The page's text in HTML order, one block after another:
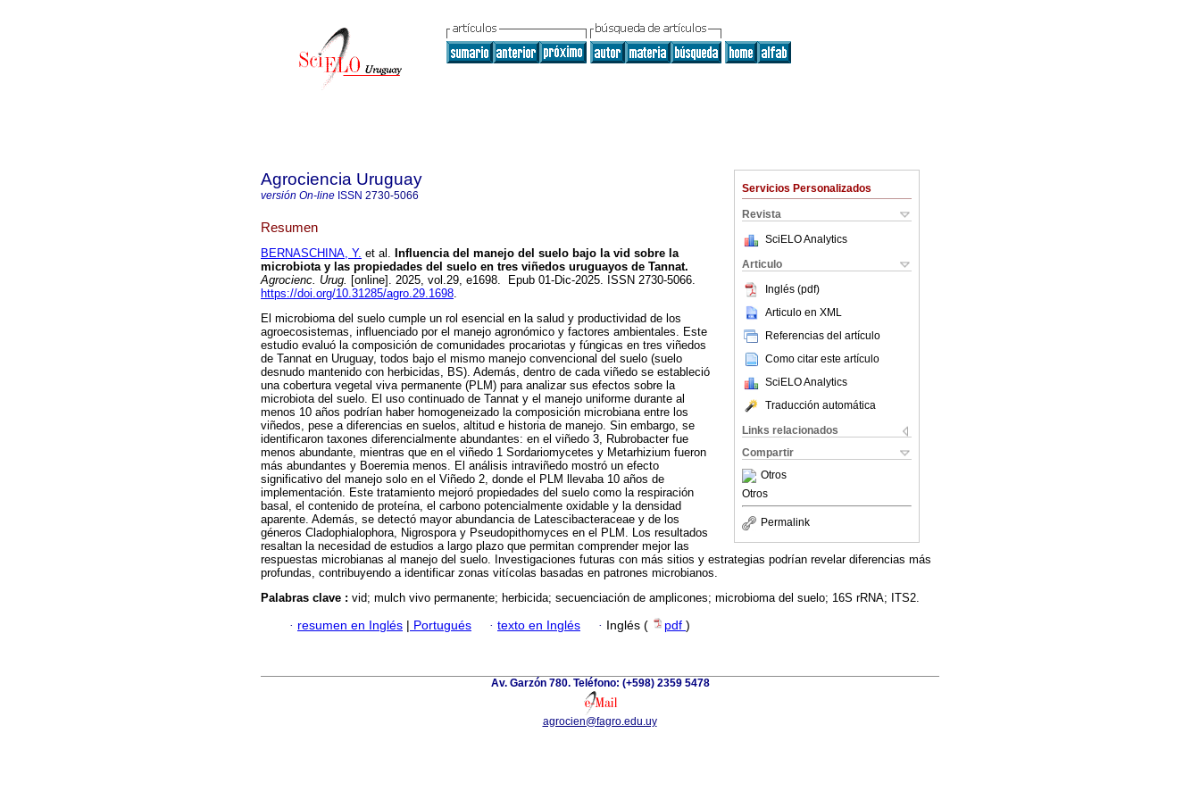
Servicios Personalizados
Revista
SciELO Analytics
Articulo
Inglés (pdf)
Articulo en XML
Referencias del artículo
Como citar este artículo
SciELO Analytics
Traducción automática
Links relacionados
Compartir
Otros
Otros
Permalink
Agrociencia Uruguay
versión On-line ISSN 2730-5066
Resumen
BERNASCHINA, Y. et al. Influencia del manejo del suelo bajo la vid sobre la
microbiota y las propiedades del suelo en tres viñedos uruguayos de Tannat.
Agrocienc. Urug. [online]. 2025, vol.29, e1698. Epub 01-Dic-2025. ISSN 2730-5066.
https://doi.org/10.31285/agro.29.1698.
El microbioma del suelo cumple un rol esencial en la salud y productividad de los
agroecosistemas, influenciado por el manejo agronómico y factores ambientales. Este
estudio evaluó la composición de comunidades procariotas y fúngicas en tres viñedos
de Tannat en Uruguay, todos bajo el mismo manejo convencional del suelo (suelo
desnudo mantenido con herbicidas, BS). Además, dentro de cada viñedo se estableció
una cobertura vegetal viva permanente (PLM) para analizar sus efectos sobre la
microbiota del suelo. El uso continuado de Tannat y el manejo uniforme durante al
menos 10 años podrían haber homogeneizado la composición microbiana entre los
viñedos, pese a diferencias en suelos, altitud e historia de manejo. Sin embargo, se
identificaron taxones diferencialmente abundantes: en el viñedo 3, Rubrobacter fue
menos abundante, mientras que en el viñedo 1 Sordariomycetes y Metarhizium fueron
más abundantes y Boeremia menos. El análisis intraviñedo mostró un efecto
significativo del manejo solo en el Viñedo 2, donde el PLM llevaba 10 años de
implementación. Este tratamiento mejoró propiedades del suelo como la respiración
basal, el contenido de proteína, el carbono potencialmente oxidable y la densidad
aparente. Además, se detectó mayor abundancia de Latescibacteraceae y de los
géneros Cladophialophora, Nigrospora y Pseudopithomyces en el PLM. Los resultados
resaltan la necesidad de estudios a largo plazo que permitan comprender mejor las
respuestas microbianas al manejo del suelo. Investigaciones futuras con más sitios y estrategias podrían revelar diferencias más
profundas, contribuyendo a identificar zonas vitícolas basadas en patrones microbianos.
Palabras clave : vid; mulch vivo permanente; herbicida; secuenciación de amplicones; microbioma del suelo; 16S rRNA; ITS2.
· resumen en Inglés | Portugués · texto en Inglés · Inglés ( pdf )
Av. Garzón 780. Teléfono: (+598) 2359 5478
agrocien@fagro.edu.uy